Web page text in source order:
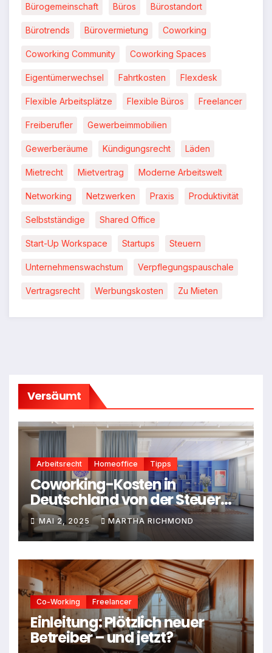
Bürogemeinschaft Büros Bürostandort
Bürotrends Bürovermietung Coworking
Coworking Community Coworking Spaces
Eigentümerwechsel Fahrtkosten Flexdesk
Flexible Arbeitsplätze Flexible Büros Freelancer
Freiberufler Gewerbeimmobilien
Gewerberäume Kündigungsrecht Läden
Mietrecht Mietvertrag Moderne Arbeitswelt
Networking Netzwerken Praxis Produktivität
Selbstständige Shared Office
Start-Up Workspace Startups Steuern
Unternehmenswachstum Verpflegungspauschale
Vertragsrecht Werbungskosten Zu Mieten
Versäumt
Arbeitsrecht Homeoffice Tipps
Coworking-Kosten in
Deutschland von der Steuer
absetzen: Dein Leitfaden für
2025
MAI 2, 2025 MARTHA RICHMOND
Co-Working Freelancer
Einleitung: Plötzlich neuer
Betreiber – und jetzt?